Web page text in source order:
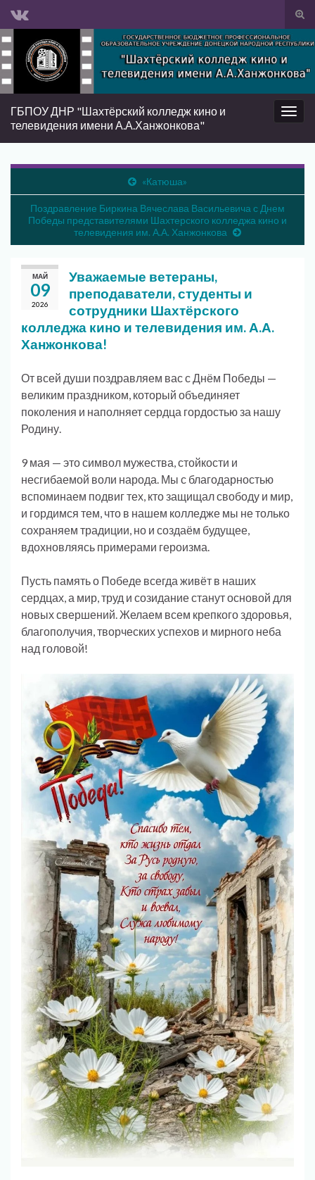
Вкл/
Search for:
Вкл/
ГБПОУ ДНР "Шахтёрский колледж кино и
телевидения имени А.А.Ханжонкова"
«Катюша»
Поздравление Биркина Вячеслава Васильевича с Днем
Победы представителями Шахтерского колледжа кино и
телевидения им. А.А. Ханжонкова
МАЙ
09
2026
Уважаемые ветераны,
преподаватели, студенты и
сотрудники Шахтёрского
колледжа кино и телевидения им. А.А.
Ханжонкова!
От всей души поздравляем вас с Днём Победы —
великим праздником, который объединяет
поколения и наполняет сердца гордостью за нашу
Родину.
9 мая — это символ мужества, стойкости и
несгибаемой воли народа. Мы с благодарностью
вспоминаем подвиг тех, кто защищал свободу и мир,
и гордимся тем, что в нашем колледже мы не только
сохраняем традиции, но и создаём будущее,
вдохновляясь примерами героизма.
Пусть память о Победе всегда живёт в наших
сердцах, а мир, труд и созидание станут основой для
новых свершений. Желаем всем крепкого здоровья,
благополучия, творческих успехов и мирного неба
над головой!